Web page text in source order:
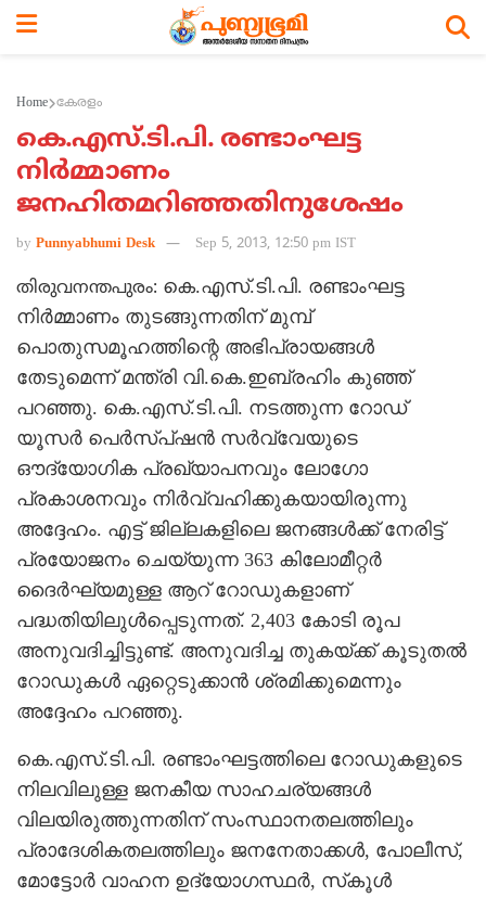
Home കേരളം
കെ.എസ്.ടി.പി. രണ്ടാംഘട്ട
നിര്‍മ്മാണം
ജനഹിതമറിഞ്ഞതിനുശേഷം
by Punnyabhumi Desk Sep 5, 2013, 12:50 pm IST
തിരുവനന്തപുരം: കെ.എസ്.ടി.പി. രണ്ടാംഘട്ട
നിര്‍മ്മാണം തുടങ്ങുന്നതിന് മുമ്പ്
പൊതുസമൂഹത്തിന്റെ അഭിപ്രായങ്ങള്‍
തേടുമെന്ന് മന്ത്രി വി.കെ.ഇബ്രഹിം കുഞ്ഞ്
പറഞ്ഞു. കെ.എസ്.ടി.പി. നടത്തുന്ന റോഡ്
യൂസര്‍ പെര്‍സ്പ്ഷന്‍ സര്‍വ്വേയുടെ
ഔദ്യോഗിക പ്രഖ്യാപനവും ലോഗോ
പ്രകാശനവും നിര്‍വ്വഹിക്കുകയായിരുന്നു
അദ്ദേഹം. എട്ട് ജില്ലകളിലെ ജനങ്ങള്‍ക്ക് നേരിട്ട്
പ്രയോജനം ചെയ്യുന്ന 363 കിലോമീറ്റര്‍
ദൈര്‍ഘ്യമുള്ള ആറ് റോഡുകളാണ്
പദ്ധതിയിലുള്‍പ്പെടുന്നത്. 2,403 കോടി രൂപ
അനുവദിച്ചിട്ടുണ്ട്. അനുവദിച്ച തുകയ്ക്ക് കൂടുതല്‍
റോഡുകള്‍ ഏറ്റെടുക്കാന്‍ ശ്രമിക്കുമെന്നും
അദ്ദേഹം പറഞ്ഞു.
കെ.എസ്.ടി.പി. രണ്ടാംഘട്ടത്തിലെ റോഡുകളുടെ
നിലവിലുള്ള ജനകീയ സാഹചര്യങ്ങള്‍
വിലയിരുത്തുന്നതിന് സംസ്ഥാനതലത്തിലും
പ്രാദേശികതലത്തിലും ജനനേതാക്കള്‍, പോലീസ്,
മോട്ടോര്‍ വാഹന ഉദ്യോഗസ്ഥര്‍, സ്‌കൂള്‍